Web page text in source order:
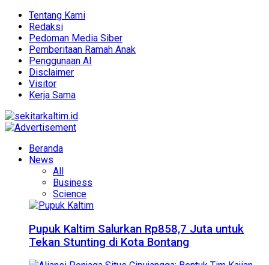
Tentang Kami
Redaksi
Pedoman Media Siber
Pemberitaan Ramah Anak
Penggunaan AI
Disclaimer
Visitor
Kerja Sama
Beranda
News
All
Business
Science
Pupuk Kaltim Salurkan Rp858,7 Juta untuk
Tekan Stunting di Kota Bontang